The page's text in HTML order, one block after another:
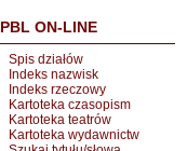
PBL ON-LINE
Spis działów
Indeks nazwisk
Indeks rzeczowy
Kartoteka czasopism
Kartoteka teatrów
Kartoteka wydawnictw